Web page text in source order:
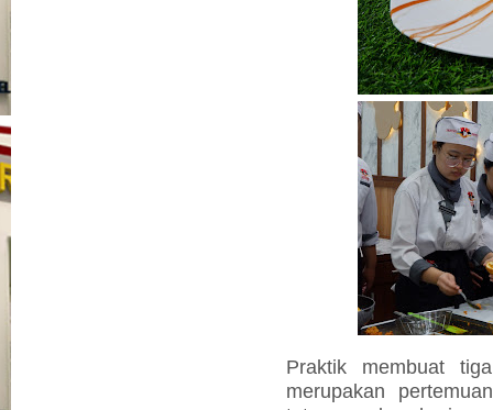
Praktik membuat
merupakan